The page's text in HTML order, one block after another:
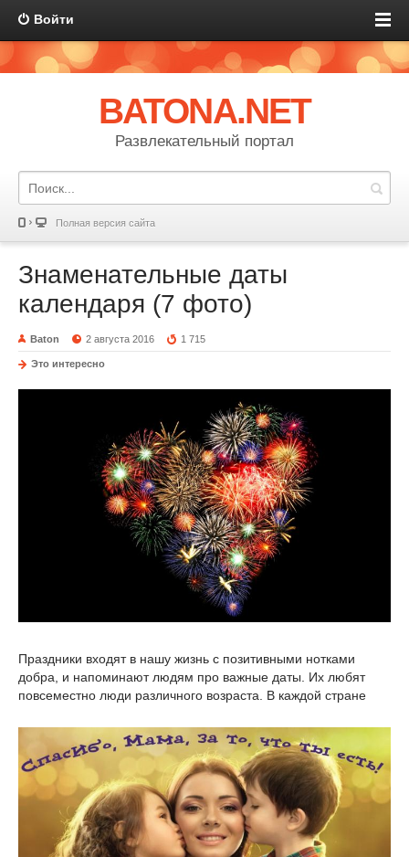
Войти
BATONA.NET
Развлекательный портал
Полная версия сайта
Знаменательные даты
календаря (7 фото)
Baton 2 августа 2016 1 715
Это интересно
Праздники входят в нашу жизнь с позитивными нотками
добра, и напоминают людям про важные даты. Их любят
повсеместно люди различного возраста. В каждой стране